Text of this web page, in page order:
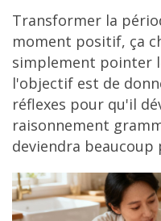
Transformer la
moment positif, ça
simplement pointer
l'objectif est de
réflexes pour qu'il
raisonnement
deviendra beaucoup